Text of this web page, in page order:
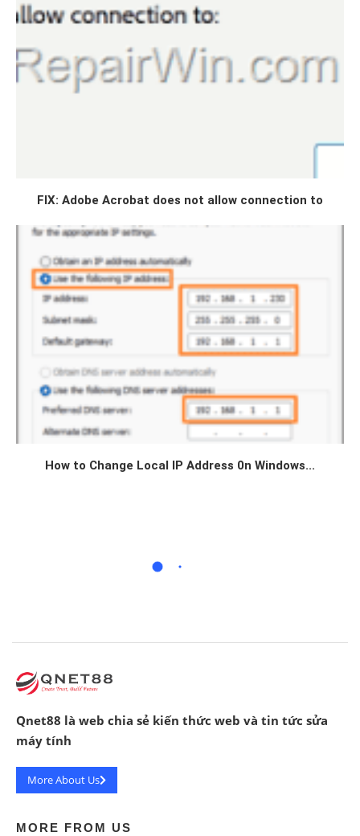
FIX: Adobe Acrobat does not allow connection to
How to Change Local IP Address 0n Windows...
Qnet88 là web chia sẻ kiến thức web và tin tức sửa
máy tính
More About Us
MORE FROM US